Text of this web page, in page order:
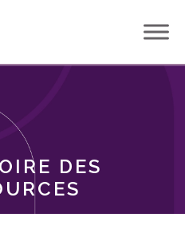
DES